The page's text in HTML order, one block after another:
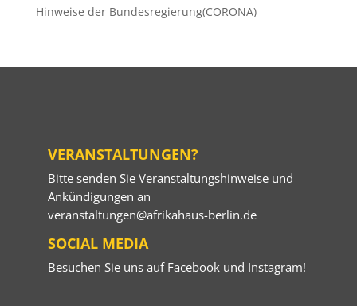
Hinweise der Bundesregierung(CORONA)
VERANSTALTUNGEN?
Bitte senden Sie Veranstaltungshinweise und
Ankündigungen an
veranstaltungen@afrikahaus-berlin.de
SOCIAL MEDIA
Besuchen Sie uns auf Facebookund Instagram!